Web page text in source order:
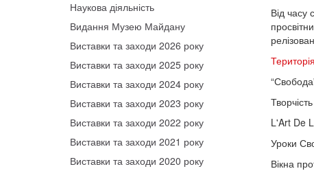
Наукова діяльність
Видання Музею Майдану
Виставки та заходи 2026 року
Виставки та заходи 2025 року
Виставки та заходи 2024 року
Виставки та заходи 2023 року
Виставки та заходи 2022 року
Виставки та заходи 2021 року
Виставки та заходи 2020 року
Від часу
L'Art De
Уроки
Вікна